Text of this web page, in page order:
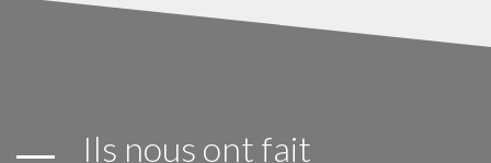
Ils nous ont fait